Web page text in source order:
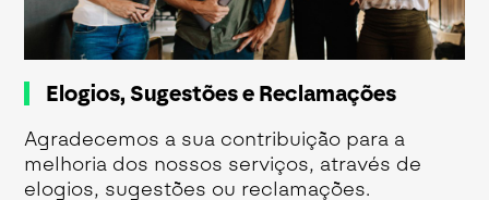
Elogios, Sugestões e Reclamações
Agradecemos a sua contribuição para a
melhoria dos nossos serviços, através de
elogios, sugestões ou reclamações.